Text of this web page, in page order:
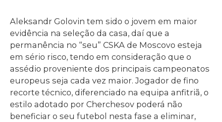
Aleksandr Golovin tem sido o jovem em maior
evidência na seleção da casa, daí que a
permanência no “seu” CSKA de Moscovo esteja
em sério risco, tendo em consideração que o
assédio proveniente dos principais campeonatos
europeus seja cada vez maior. Jogador de fino
recorte técnico, diferenciado na equipa anfitriã, o
estilo adotado por Cherchesov poderá não
beneficiar o seu futebol nesta fase a eliminar,